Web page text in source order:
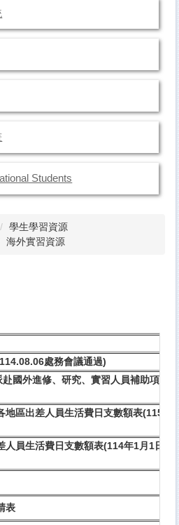
Students
學生學習資源
海外實習資源
處務會議通過)
國外進修、研究、實習人員補助項目及
區出差人員生活費日支數額表(115年1
人員生活費日支數額表(114年1月1日以
表